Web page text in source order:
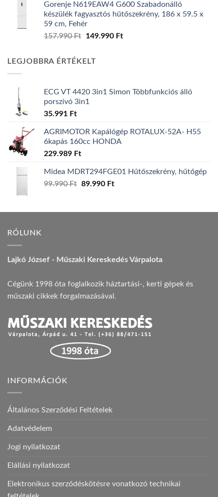
was:
139.990 Ft.
is:
119.990 Ft.
Gorenje N619EAW4 G600 Szabadonálló
készülék fagyasztós hűtőszekrény, 186 x 59.5 x
59 cm, Fehér
157.990Ft
Original
157.990 Ft.
149.990 FtCurrent
LEGJOBBRA ÉRTÉKELT
ECG VT 4420 3in1 Simon Többfunkciós álló
porszívó 3in1
35.991 Ft
AGRIMOTOR Kapálógép ROTALUX-52A- H55
6kapás 160cc HONDA
229.989 Ft
Midea MDRT294FGE01 Hűtőszekrény, hűtőgép
99.990Ft Original
99.990 Ft.
89.990 FtCurrent
89.990 Ft.
RÓLUNK
Lajkó József - Műszaki Kereskedés Várpalota
Cégünk 1998 óta foglalkozik háztartási-, kerti gépek és
műszaki cikkek forgalmazásával.
INFORMÁCIÓK
Általános Szerződési Feltételek
Adatvédelem
Jogi nyilatkozat
Elállási nyilatkozat
Elektronikus szerződéskötésre vonatkozó technikai